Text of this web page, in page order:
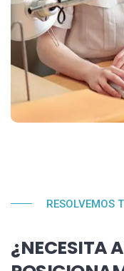
RESOLVEMOS
¿NECESITA